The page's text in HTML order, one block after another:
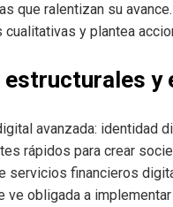
que ralentizan su
y plantea
y
avanzada: identidad
rápidos para crear
servicios financieros
ve obligada a